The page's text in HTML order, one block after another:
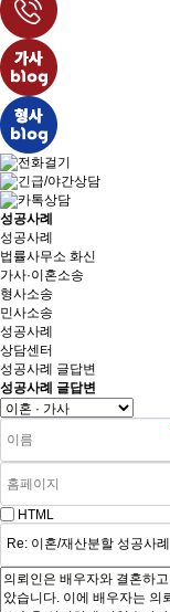
성공사례
성공사례
법률사무소 화신
가사·이혼소송
형사소송
민사소송
성공사례
상담센터
성공사례 글답변
성공사례 글답변
HTML